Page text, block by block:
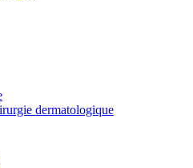
dermatologique